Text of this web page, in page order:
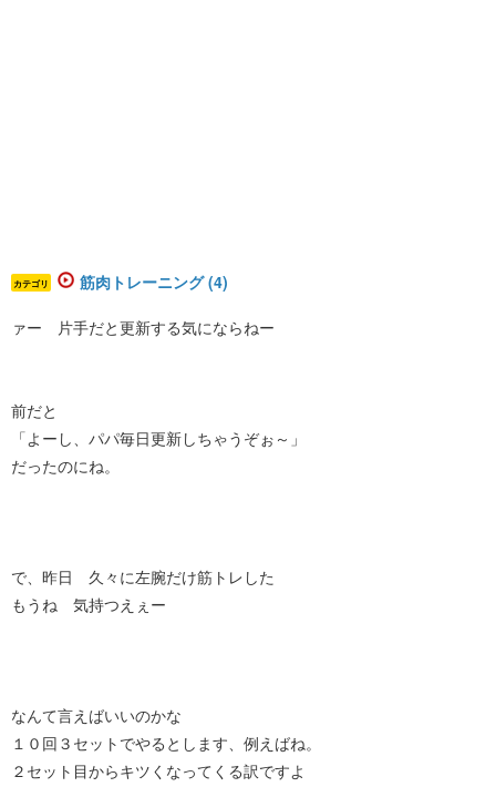
カテゴリ 筋肉トレーニング (4)
ァー 片手だと更新する気にならねー
前だと
「よーし、パパ毎日更新しちゃうぞぉ～」
だったのにね。
で、昨日 久々に左腕だけ筋トレした
もうね 気持つえぇー
なんて言えばいいのかな
１０回３セットでやるとします、例えばね。
２セット目からキツくなってくる訳ですよ